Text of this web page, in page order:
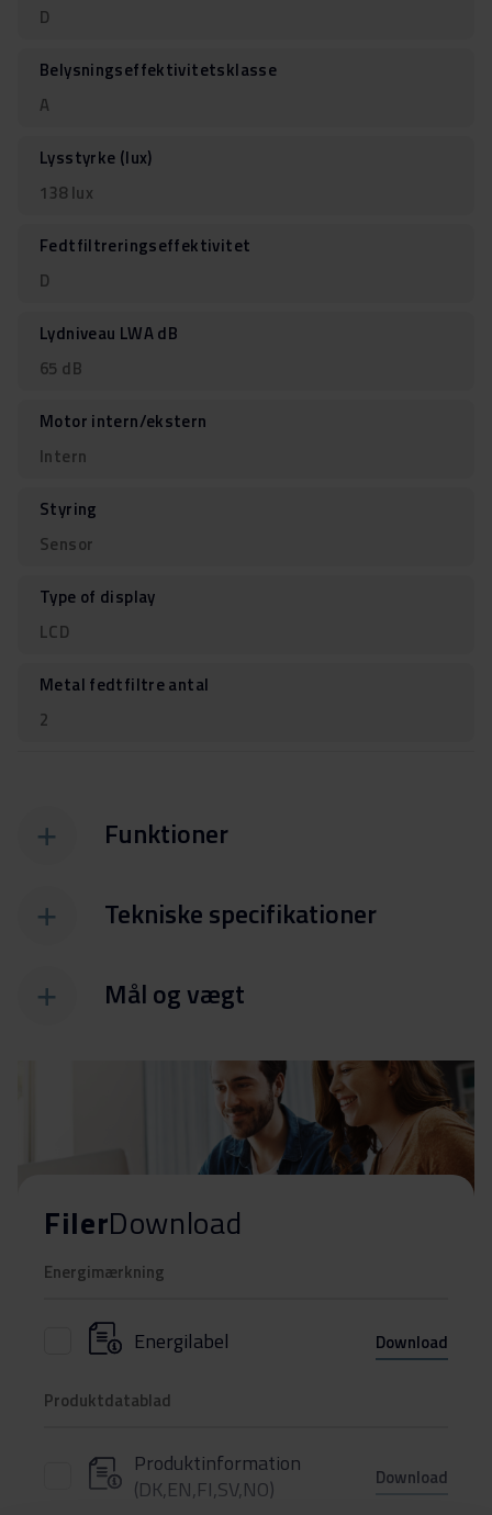
D
Belysningseffektivitetsklasse
A
Lysstyrke (lux)
138 lux
Fedtfiltreringseffektivitet
D
Lydniveau LWA dB
65 dB
Motor intern/ekstern
Intern
Styring
Sensor
Type of display
LCD
Metal fedtfiltre antal
2
Funktioner
Tekniske specifikationer
Mål og vægt
FilerDownload
Energimærkning
Energilabel Download
Produktdatablad
Produktinformation
(DK,EN,FI,SV,NO)
Download